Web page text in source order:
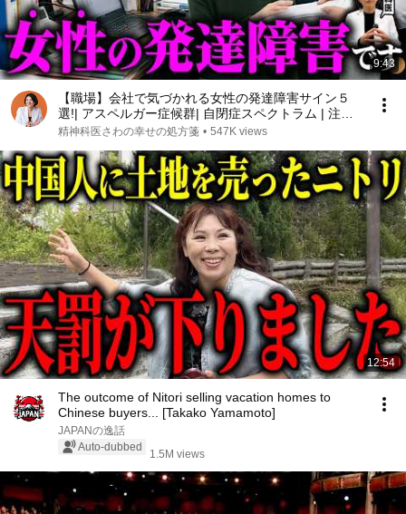
9:43
【職場】会社で気づかれる女性の発達障害サイン５
選!| アスペルガー症候群| 自閉症スペクトラム | 注意
欠如多動症 | ADHD・ASD・LD
精神科医さわの幸せの処方箋 • 547K views
12:54
The outcome of Nitori selling vacation homes to
Chinese buyers... [Takako Yamamoto]
JAPANの逸話
Auto-dubbed
1.5M views